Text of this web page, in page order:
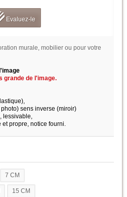
Evaluez-le
murale, mobilier ou pour votre
grande de l'image.
sens inverse (miroir)
lessivable,
et propre, notice fourni.
7 CM
15 CM